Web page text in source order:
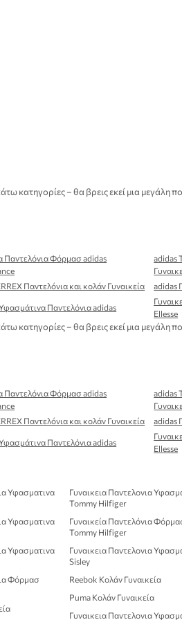
κατηγορίες – θα βρεις εκεί μια
Παντελόνια Φόρμασ adidas
adidas
Παντελόνια και κολάν Γυναικεία adidas
Παντελόνια adidas
Ellesse
κατηγορίες – θα βρεις εκεί μια
Παντελόνια Φόρμασ adidas
adidas
Παντελόνια και κολάν Γυναικεία adidas
Παντελόνια adidas
Ellesse
Υφασματινα
Υφασματινα
Υφασματινα
Φόρμασ
Γυναικεια Παντελονια
Tommy Hilfiger
Γυναικεία Παντελόνια
Tommy Hilfiger
Γυναικεια Παντελονια
Sisley
Reebok Κολάν Γυναικεία
Puma Κολάν Γυναικεία
Γυναικεια Παντελονια